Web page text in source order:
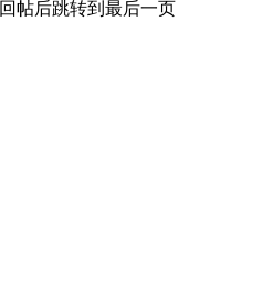
回帖后跳转到最后一页